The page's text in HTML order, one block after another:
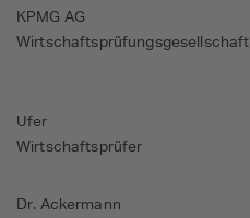
KPMG AG
Wirtschaftsprüfungsgesellschaft
Ufer
Wirtschaftsprüfer
Dr. Ackermann